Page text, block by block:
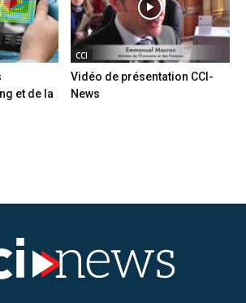
et de la
CCI
Vidéo de présentation CCI-
News